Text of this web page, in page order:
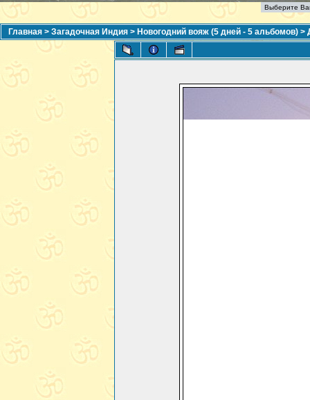
Главная > Загадочная Индия > Новогодний вояж (5 дней - 5 альбомов) >